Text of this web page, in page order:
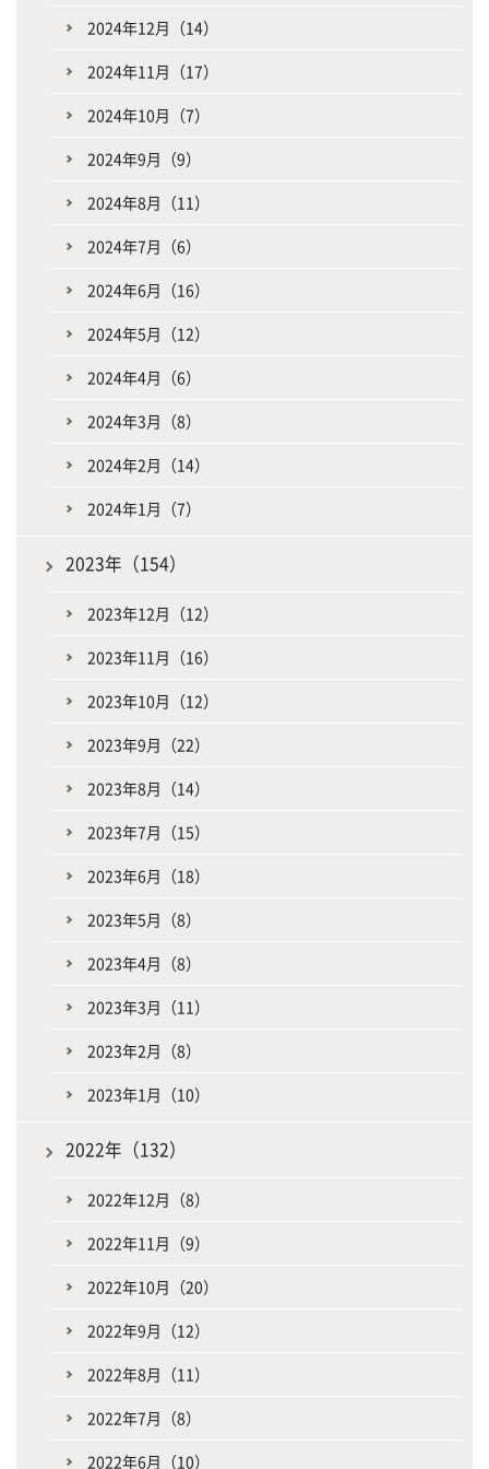
2024年12月（14）
2024年11月（17）
2024年10月（7）
2024年9月（9）
2024年8月（11）
2024年7月（6）
2024年6月（16）
2024年5月（12）
2024年4月（6）
2024年3月（8）
2024年2月（14）
2024年1月（7）
2023年（154）
2023年12月（12）
2023年11月（16）
2023年10月（12）
2023年9月（22）
2023年8月（14）
2023年7月（15）
2023年6月（18）
2023年5月（8）
2023年4月（8）
2023年3月（11）
2023年2月（8）
2023年1月（10）
2022年（132）
2022年12月（8）
2022年11月（9）
2022年10月（20）
2022年9月（12）
2022年8月（11）
2022年7月（8）
2022年6月（10）